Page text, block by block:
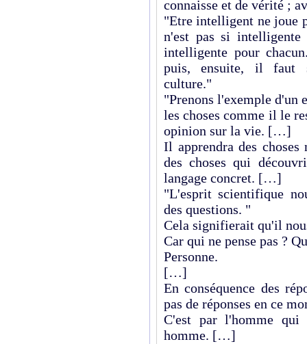
connaisse et de vérité ;
"Etre intelligent ne joue
n'est pas si
intelligente pour
puis, ensuite, il faut
culture."
"Prenons l'exemple d'un
les choses comme il le
opinion sur la vie. […]
Il apprendra des choses
des choses qui
langage concret. […]
"L'esprit scientifique
des questions. "
Cela signifierait qu'il
Car qui ne pense pas ?
Personne.
[…]
En conséquence des
pas de réponses en ce
C'est par l'homme qui
homme. […]